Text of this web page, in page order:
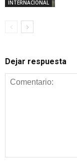
INTERNACIONAL
Dejar respuesta